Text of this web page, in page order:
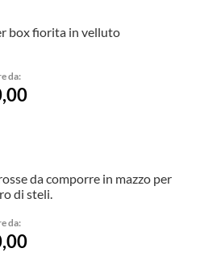
box fiorita in velluto
da:
da comporre in mazzo per
di steli.
da: